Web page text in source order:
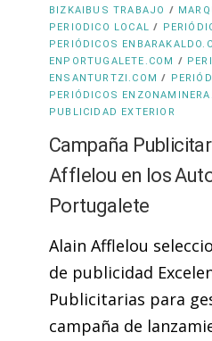
BIZKAIBUS TRABAJO /
PERIODICO LOCAL /
PERIÓDICOS
ENPORTUGALETE.COM /
ENSANTURTZI.COM /
PERIÓDICOS
PUBLICIDAD EXTERIOR
Campaña
Afflelou en los
Portugalete
Alain Afflelou
de publicidad
Publicitarias para
campaña de